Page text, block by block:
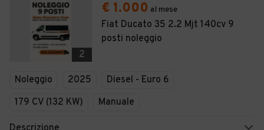
2
€ 1.000 al mese
Fiat Ducato 35 2.2 Mjt 140cv 9
posti noleggio
Noleggio 2025
Diesel - Euro 6
179 CV (132 KW)
Manuale